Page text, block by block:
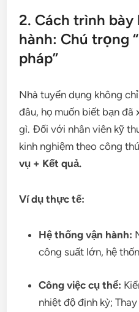
2. Cách trình bày
hành: Chú trọng
pháp”
Nhà tuyển dụng không
đâu, họ muốn biết bạn
gì. Đối với nhân viên kỹ
kinh nghiệm theo công
vụ + Kết quả.
Ví dụ thực tế:
Hệ thống vận hành:
công suất lớn, hệ
Công việc cụ thể:
nhiệt độ định kỳ;